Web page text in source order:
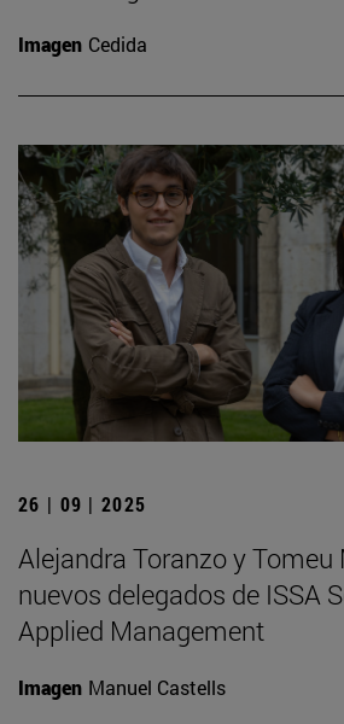
Imagen Cedida
26 | 09 | 2025
Alejandra Toranzo y Tomeu
nuevos delegados de ISSA
Applied Management
Imagen Manuel Castells